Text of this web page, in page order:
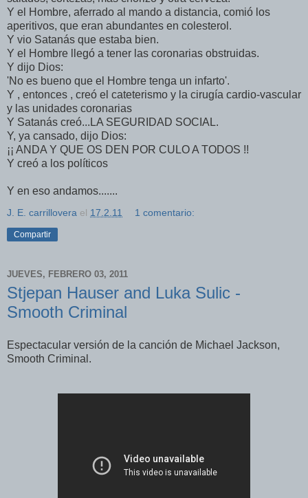
Y el Hombre, aferrado al mando a distancia, comió los
aperitivos, que eran abundantes en colesterol.
Y vio Satanás que estaba bien.
Y el Hombre llegó a tener las coronarias obstruidas.
Y dijo Dios:
'No es bueno que el Hombre tenga un infarto'.
Y , entonces , creó el cateterismo y la cirugía cardio-vascular
y las unidades coronarias
Y Satanás creó...LA SEGURIDAD SOCIAL.
Y, ya cansado, dijo Dios:
¡¡ ANDA Y QUE OS DEN POR CULO A TODOS !!
Y creó a los políticos
Y en eso andamos.......
J. E. carrillovera el 17.2.11 1 comentario:
Compartir
JUEVES, FEBRERO 03, 2011
Stjepan Hauser and Luka Sulic -
Smooth Criminal
Espectacular versión de la canción de Michael Jackson,
Smooth Criminal.